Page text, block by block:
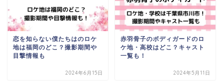
恋を知らない僕たちはのロケ
地は福岡のどこ？撮影期間や
目撃情報も
2024年6月15日
赤羽骨子のボディガードのロ
ケ地・高校はどこ？キャスト
一覧も！
2024年5月11日